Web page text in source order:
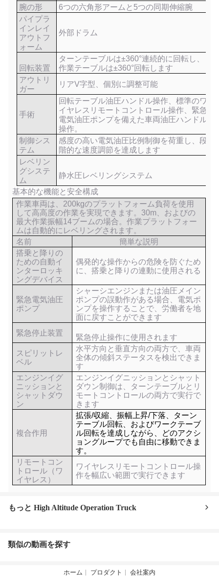
腕の形
6つの六角形アームと5つの同期伸縮腕
パイプラ
インレイ
アウトフ
ォーム
外部ドラム
回転装置
ターンテーブルは±360°連続的に回転し、
作業テーブルは±360°回転します
アウトリ
ガー
リアV字型、個別に調整可能
手術
回転テーブル油圧ハンドル操作、標準のワ
イヤレスリモートコントロール操作、緊急
電気油圧ポンプを備えた車両油圧ハンドル
操作。
制御シス
テム
感度の高い電気油圧比例制御を荷重し、段
階的な速度調節を達成します
レベリン
グシステ
ム
静水圧レベリングシステム
基本的な機能と安全構成
作業車両は、200kgのプラットフォーム負荷を使用
して高高度の作業を実現できます。 30m、およびの
最大作業振幅14ブームの場合。作業プラットフォー
ムは自動的にレベリングされます。
名前
簡単な説明
搭乗と降りの
ための自動イ
ンターロッキ
ングデバイス
偶発的な操作からの危険を防ぐため
に、搭乗と降りの連動に使用される
緊急電気油圧
ポンプ
シャーシエンジンまたは油圧メイン
ポンプの誤動作がある場合、電気ポ
ンプを操作することで、労働者を地
面に戻すことができます
緊急停止装置
緊急停止操作に使用されます
スピリットレ
ベル
水平方向と垂直方向の両方で、車両
全体の傾斜ステータスを検出できま
す
エンジンイグ
ニッションと
シャットダウ
ン
エンジンイグニッションとシャット
ダウン制御は、ターンテーブルとリ
モートコントロールの両方で実行で
きます
複合作用
拡張/収縮、振幅上昇/下落、ターン
テーブル回転、およびワークテーブ
ル回転を達成しながら、どのアクシ
ョングループでも自由に移動できま
す。
リモートコン
トロール（ワ
イヤレス）
ワイヤレスリモートコントロール操
作を幅広い範囲で実行できます
もっと High Altitude Operation Truck
類似の動画を探す
ホーム プロダクト 会社案内